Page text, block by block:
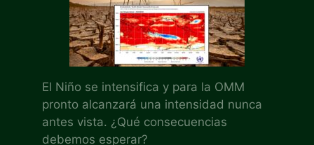
El Niño se intensifica y para la OMM
pronto alcanzará una intensidad nunca
antes vista. ¿Qué consecuencias
debemos esperar?